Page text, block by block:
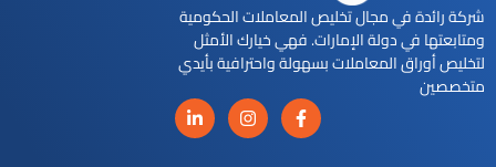
شركة رائدة في مجال تخليص المعاملات الحكومية
ومتابعتها في دولة الإمارات. فهي خيارك الأمثل
لتخليص أوراق المعاملات بسهولة واحترافية بأيدي
متخصصين